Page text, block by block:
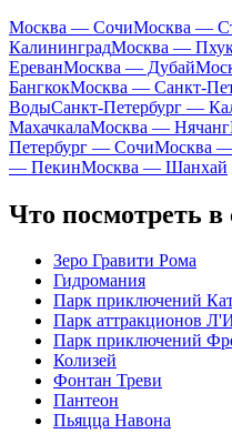
Москва — СочиМосква —
КалининградМосква —
ЕреванМосква — Дубай
БангкокМосква — Санкт-
ВодыСанкт-Петербург —
МахачкалаМосква — Нячанг
Петербург — СочиМосква
— ПекинМосква — Шанхай
Что посмотреть в
Зеро Гравити Рома
Гидромания
Парк приключений
Парк аттракционов
Парк приключений
Колизей
Фонтан Треви
Пантеон
Пьяцца Навона